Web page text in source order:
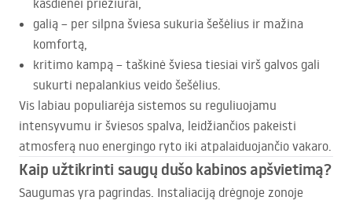
kasdienei priežiūrai,
galią – per silpna šviesa sukuria šešėlius ir mažina
komfortą,
kritimo kampą – taškinė šviesa tiesiai virš galvos gali
sukurti nepalankius veido šešėlius.
Vis labiau populiarėja sistemos su reguliuojamu
intensyvumu ir šviesos spalva, leidžiančios pakeisti
atmosferą nuo energingo ryto iki atpalaiduojančio vakaro.
Kaip užtikrinti saugų dušo kabinos apšvietimą?
Saugumas yra pagrindas. Instaliaciją drėgnoje zonoje